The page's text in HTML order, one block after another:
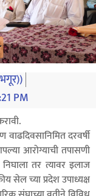
PM
तपासणी करावी.
दरवर्षी
आरोग्याची तपासणी
तर त्यावर इलाज
सेल च्या प्रदेश उपाध्यक्ष